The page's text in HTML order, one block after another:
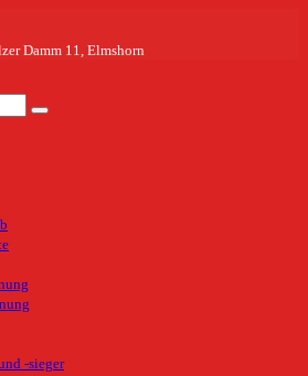
Damm 11, Elmshorn
-sieger